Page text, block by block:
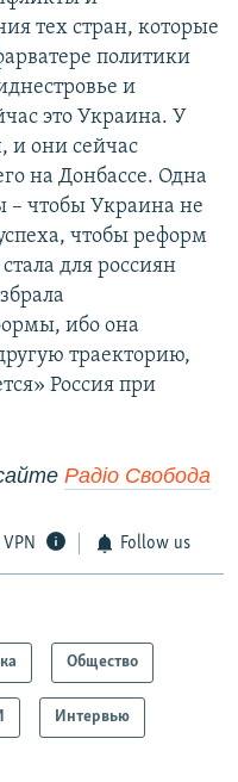
тех стран, которые
политики
и
это Украина. У
и они сейчас
на Донбассе. Одна
– чтобы Украина не
чтобы реформ
для россиян
ибо она
траекторию,
Россия при
Радіо Свобода
Follow us
Общество
Интервью